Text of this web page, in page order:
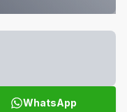
WhatsApp